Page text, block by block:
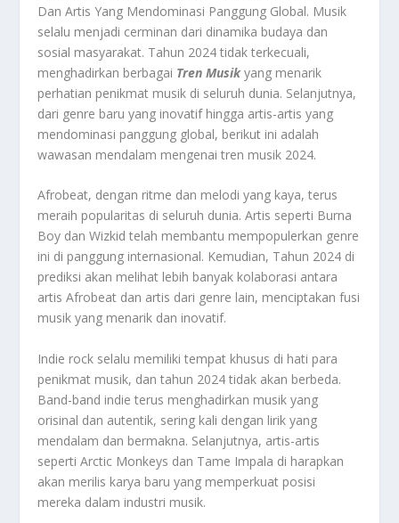
Dan Artis Yang Mendominasi Panggung Global. Musik
selalu menjadi cerminan dari dinamika budaya dan
sosial masyarakat. Tahun 2024 tidak terkecuali,
menghadirkan berbagai Tren Musikyang menarik
perhatian penikmat musik di seluruh dunia. Selanjutnya,
dari genre baru yang inovatif hingga artis-artis yang
mendominasi panggung global, berikut ini adalah
wawasan mendalam mengenai tren musik 2024.
Afrobeat, dengan ritme dan melodi yang kaya, terus
meraih popularitas di seluruh dunia. Artis seperti Burna
Boy dan Wizkid telah membantu mempopulerkan genre
ini di panggung internasional. Kemudian, Tahun 2024 di
prediksi akan melihat lebih banyak kolaborasi antara
artis Afrobeat dan artis dari genre lain, menciptakan fusi
musik yang menarik dan inovatif.
Indie rock selalu memiliki tempat khusus di hati para
penikmat musik, dan tahun 2024 tidak akan berbeda.
Band-band indie terus menghadirkan musik yang
orisinal dan autentik, sering kali dengan lirik yang
mendalam dan bermakna. Selanjutnya, artis-artis
seperti Arctic Monkeys dan Tame Impala di harapkan
akan merilis karya baru yang memperkuat posisi
mereka dalam industri musik.